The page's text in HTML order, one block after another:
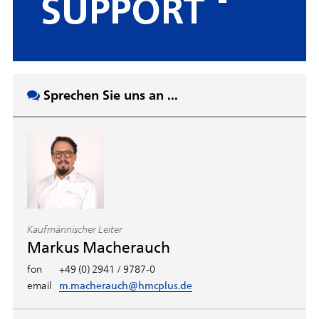
Sprechen Sie uns an ...
Kaufmännischer Leiter
Markus Macherauch
fon
+49 (0) 2941 / 9787-0
email
m.macherauch@hmcplus.de